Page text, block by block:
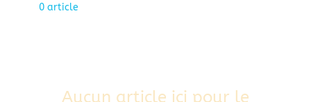
0 article
Aucun article ici pour le